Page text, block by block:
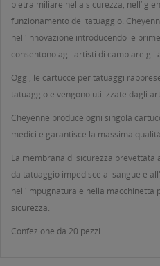
pietra miliare nella sicurezza,
funzionamento del tatuaggio.
nell'innovazione introducendo le
consentono agli artisti di cambiare gli
Oggi, le cartucce per tatuaggi
tatuaggio e vengono utilizzate dagli
Cheyenne produce ogni singola
medici e garantisce la massima
La membrana di sicurezza brevettata
da tatuaggio impedisce al sangue e
nell'impugnatura e nella macchinetta
sicurezza.
Confezione da 20 pezzi.